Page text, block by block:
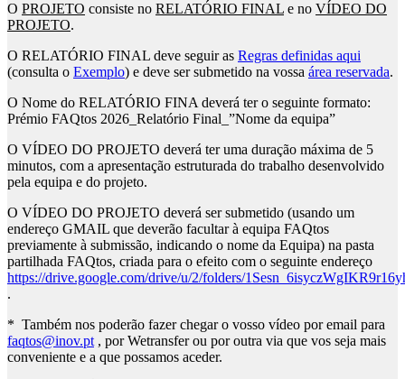
O PROJETO consiste no RELATÓRIO FINAL e no VÍDEO DO
PROJETO.
O RELATÓRIO FINAL deve seguir as Regras definidas aqui
(consulta o Exemplo) e deve ser submetido na vossa área reservada.
O Nome do RELATÓRIO FINA deverá ter o seguinte formato:
Prémio FAQtos 2026_Relatório Final_”Nome da equipa”
O VÍDEO DO PROJETO deverá ter uma duração máxima de 5
minutos, com a apresentação estruturada do trabalho desenvolvido
pela equipa e do projeto.
O VÍDEO DO PROJETO deverá ser submetido (usando um
endereço GMAIL que deverão facultar à equipa FAQtos
previamente à submissão, indicando o nome da Equipa) na pasta
partilhada FAQtos, criada para o efeito com o seguinte endereço
https://drive.google.com/drive/u/2/folders/
.
* Também nos poderão fazer chegar o vosso vídeo por email para
faqtos@inov.pt, por Wetransfer ou por outra via que vos seja mais
conveniente e a que possamos aceder.